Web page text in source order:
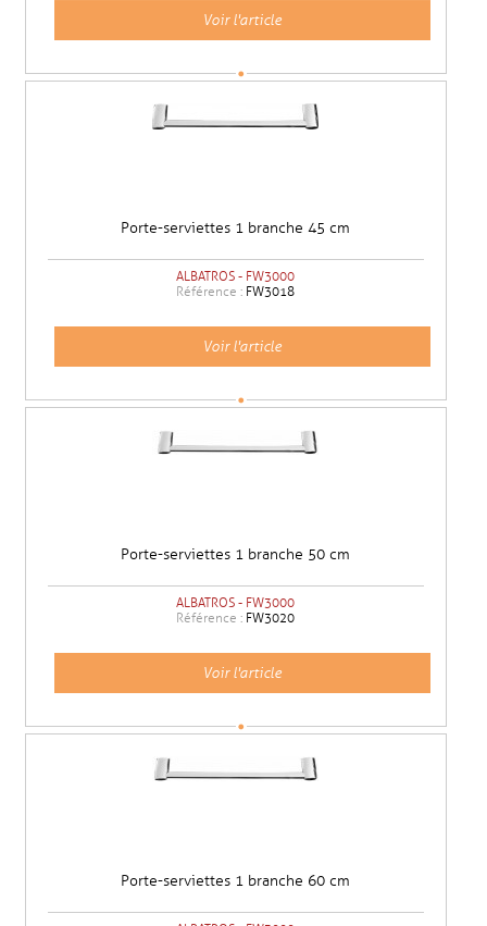
Voir l'article
Porte-serviettes 1 branche 45 cm
ALBATROS - FW3000
Référence : FW3018
Voir l'article
Porte-serviettes 1 branche 50 cm
ALBATROS - FW3000
Référence : FW3020
Voir l'article
Porte-serviettes 1 branche 60 cm